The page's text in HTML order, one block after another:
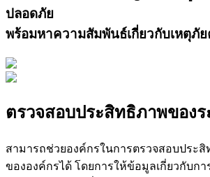
ปลอดภัย
พร้อมหาความสัมพันธ์เกี่ยวกับเหตุภั
ตรวจสอบประสิทธิภาพของร
สามารถช่วยองค์กรในการตรวจสอบประ
ขององค์กรได้ โดยการให้ข้อมูลเกี่ยวกับก